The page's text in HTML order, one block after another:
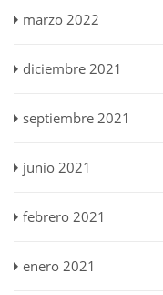
marzo 2022
diciembre 2021
septiembre 2021
junio 2021
febrero 2021
enero 2021